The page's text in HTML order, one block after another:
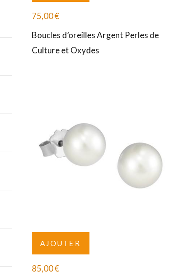
75,00€
Boucles d’oreilles Argent Perles de
Culture et Oxydes
AJOUTER
85,00€